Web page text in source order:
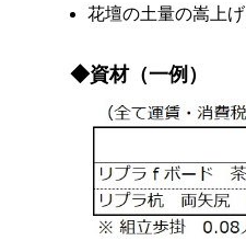
花壇の土量の嵩上げ
◆資材（一例）